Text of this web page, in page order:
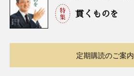
貫くものを
定期購読のご案内